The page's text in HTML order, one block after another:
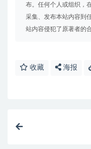
布。任何个人或组织，
采集、发布本站内容到
站内容侵犯了原著者的
收藏 海报